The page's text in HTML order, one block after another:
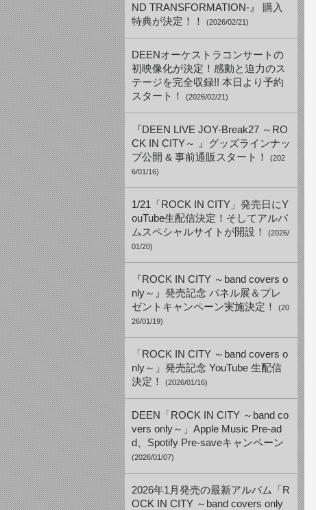
ND TRANSFORMATION-』 購入
特典が決定！！
(2026/02/21)
DEENオーケストラコンサートの
初映像化が決定！感動と迫力のス
テージを完全収録!! 本日より予約
スタート！
(2026/02/21)
『DEEN LIVE JOY-Break27 ～RO
CK IN CITY～ 』グッズラインナッ
プ公開 & 事前通販スタート！
(202
6/01/16)
1/21「ROCK IN CITY」発売日にY
ouTube生配信決定！そしてアルバ
ムスペシャルサイトが開設！
(2026/
01/20)
『ROCK IN CITY ～band covers o
nly～』発売記念 パネル展＆プレ
ゼントキャンペーン実施決定！
(20
26/01/19)
「ROCK IN CITY ～band covers o
nly～」発売記念 YouTube 生配信
決定！
(2026/01/16)
DEEN「ROCK IN CITY ～band co
vers only～」Apple Music Pre-ad
d、Spotify Pre-saveキャンペーン
(2026/01/07)
2026年1月発売の最新アルバム「R
OCK IN CITY ～band covers only